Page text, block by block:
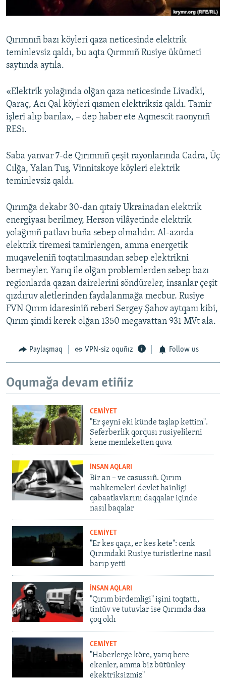
Русский
Українською
QOŞULIÑIZ!
RFE/RS bütün saytları
Qırımnıñ bazı köyleri qaza neticesinde elektrik
teminlevsiz qaldı, bu aqta Qırmnıñ Rusiye ükümeti
saytında aytıla.
«Elektrik yolağında olğan qaza neticesinde Livadki,
Qaraç, Acı Qal köyleri qısmen elektriksiz qaldı. Tamir
işleri alıp barıla», – dep haber ete Aqmescit raonynıñ
RESı.
Saba yanvar 7-de Qırımnıñ çeşit rayonlarında Cadra, Üç
Cılğa, Yalan Tuş, Vinnitskoye köyleri elektrik
teminlevsiz qaldı.
Qırımğa dekabr 30-dan qıtaiy Ukrainadan elektrik
energiyası berilmey, Herson vilâyetinde elektrik
yolağınıñ patlavı buña sebep olmalıdır. Al-azırda
elektrik tiremesi tamirlengen, amma energetik
muqaveleniñ toqtatılmasından sebep elektrikni
bermeyler. Yarıq ile olğan problemlerden sebep bazı
regionlarda qazan dairelerini söndüreler, insanlar çeşit
qızdıruv aletlerinden faydalanmağa mecbur. Rusiye
FVN Qırım idaresiniñ reberi Sergey Şahov aytqanı kibi,
Qırım şimdi kerek olğan 1350 megavattan 931 MVt ala.
Paylaşmaq VPN-siz oquñız Follow us
Oqumağa devam etiñiz
CEMİYET
"Er şeyni eki künde taşlap kettim".
Seferberlik qorqusı rusiyelilerni
kene memleketten quva
İNSAN AQLARI
Bir an – ve casussıñ. Qırım
mahkemeleri devlet hainligi
qabaatlavlarını daqqalar içinde
nasıl baqalar
CEMİYET
"Er kes qaça, er kes kete": cenk
Qırımdaki Rusiye turistlerine nasıl
barıp yetti
İNSAN AQLARI
"Qırım birdemligi" işini toqtattı,
tintüv ve tutuvlar ise Qırımda daa
çoq oldı
CEMİYET
"Haberlerge köre, yarıq bere
ekenler, amma biz bütünley
ekektriksizmiz"